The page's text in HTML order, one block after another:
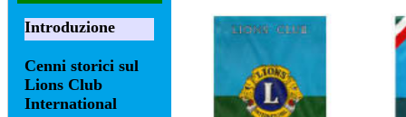
Introduzione
Cenni storici sul
Lions Club
International